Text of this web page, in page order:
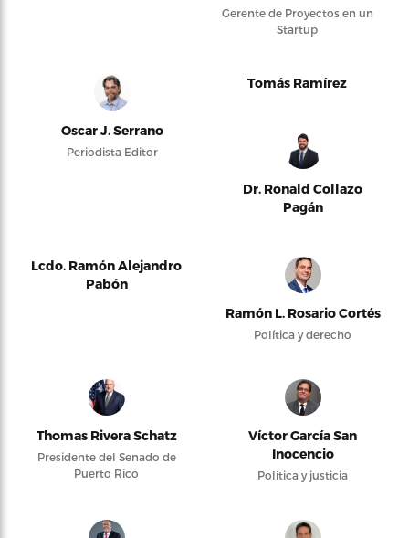
Gerente de Proyectos en un
Startup
Oscar J. Serrano
Periodista Editor
Tomás Ramírez
Dr. Ronald Collazo
Pagán
Lcdo. Ramón Alejandro
Pabón
Ramón L. Rosario Cortés
Política y derecho
Thomas Rivera Schatz
Presidente del Senado de
Puerto Rico
Víctor García San
Inocencio
Política y justicia